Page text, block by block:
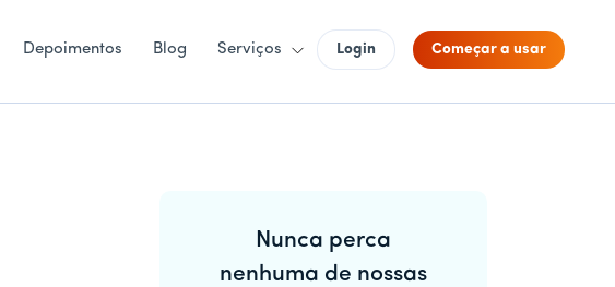
Depoimentos Blog Serviços Login Começar a usar
lateral
Nunca perca
nenhuma de nossas